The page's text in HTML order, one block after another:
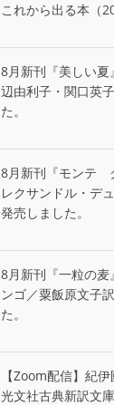
これから出る本（
8月新刊『美しい
辺由利子・関口英
た。
8月新刊『モンテ
レクサンドル・デ
発売しました。
8月新刊『一粒の
ンゴ／粟飯原文子
た。
【Zoom配信】紀
光文社古典新訳文